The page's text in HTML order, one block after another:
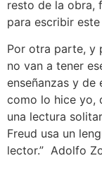
resto de la obra,
para escribir
Por otra parte, y
no van a tener
enseñanzas y de
como lo hice yo,
una lectura
Freud usa un
lector.” Adolfo